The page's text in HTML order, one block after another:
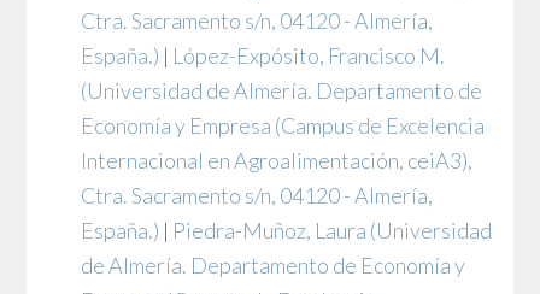
Ctra. Sacramento s/n, 04120 - Almería,
España.) | López-Expósito, Francisco M.
(Universidad de Almería. Departamento de
Economía y Empresa (Campus de Excelencia
Internacional en Agroalimentación, ceiA3),
Ctra. Sacramento s/n, 04120 - Almería,
España.) | Piedra-Muñoz, Laura (Universidad
de Almería. Departamento de Economía y